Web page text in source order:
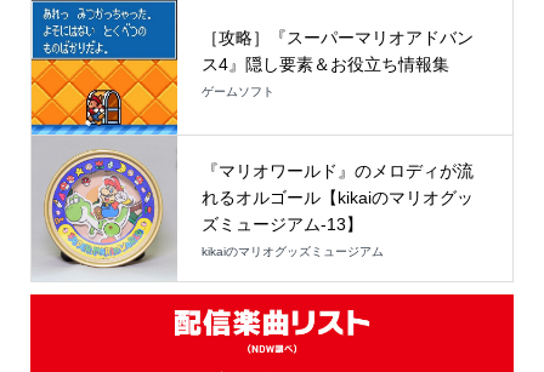
［攻略］『スーパーマリオアドバン
ス4』隠し要素＆お役立ち情報集
ゲームソフト
『マリオワールド』のメロディが流
れるオルゴール【kikaiのマリオグッ
ズミュージアム-13】
kikaiのマリオグッズミュージアム